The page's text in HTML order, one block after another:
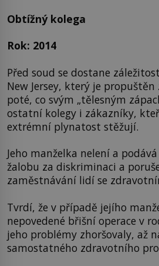
Obtížný kolega
Rok: 2014
Před soud se dostane
New Jersey, který je
poté, co svým „tělesným
ostatní kolegy i zákazníky,
extrémní plynatost stěžují.
Jeho manželka nelení a
žalobu za diskriminaci a
zaměstnávání lidí se
Tvrdí, že v případě jejího
nepovedené břišní operace v
jeho problémy zhoršovaly, až
samostatného zdravotního